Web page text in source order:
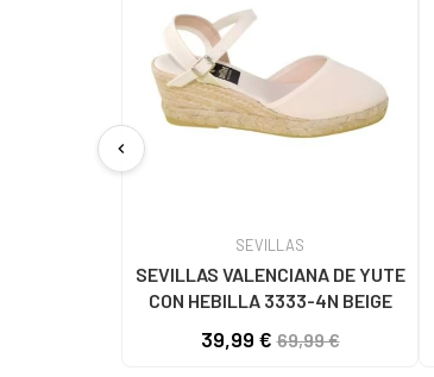
chevron_left
SEVILLAS
SEVILLAS VALENCIANA DE YUTE
CON HEBILLA 3333-4N BEIGE
39,99 €69,99 €